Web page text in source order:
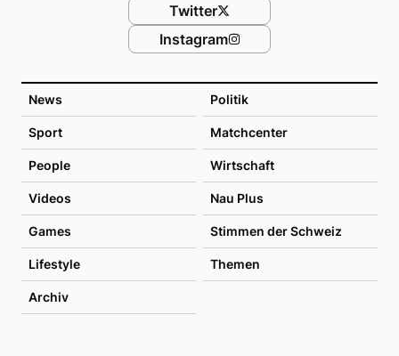
News Politik
Sport Matchcenter
People Wirtschaft
Videos Nau Plus
Games Stimmen der Schweiz
Lifestyle Themen
Archiv
Twitter
Instagram